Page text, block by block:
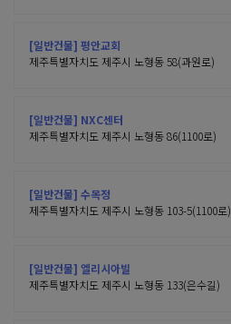
[일반건물] 평안교회
제주특별자치도 제주시 노형동 58(과원로)
[일반건물] NXC센터
제주특별자치도 제주시 노형동 86(1100로)
[일반건물] 수목정
제주특별자치도 제주시 노형동 103-5(1100로)
[일반건물] 엘리시아빌
제주특별자치도 제주시 노형동 133(은수길)